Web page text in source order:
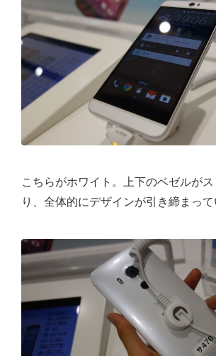
こちらがホワイト。上下のベゼルが
り、全体的にデザインが引き締まって